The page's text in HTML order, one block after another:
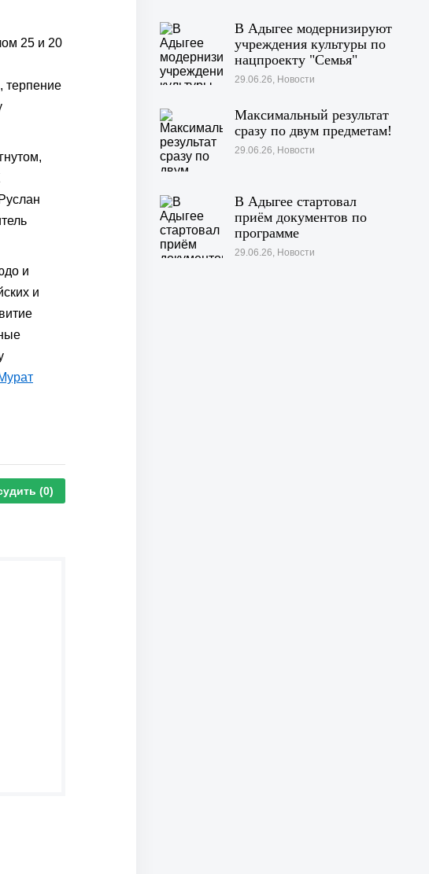
25 и 20
терпение
и
и
(0)
В Адыгее модернизируют
учреждения культуры по
нацпроекту "Семья"
29.06.26, Новости
Максимальный результат
сразу по двум предметам!
29.06.26, Новости
В Адыгее стартовал
приём документов по
программе
«Профессионалитет»
29.06.26, Новости